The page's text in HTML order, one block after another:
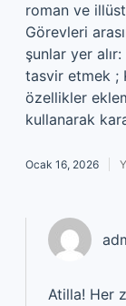
roman ve
Görevleri
şunlar yer
tasvir etmek ;
özellikler
kullanarak
Ocak 16, 2026
Atilla! Her